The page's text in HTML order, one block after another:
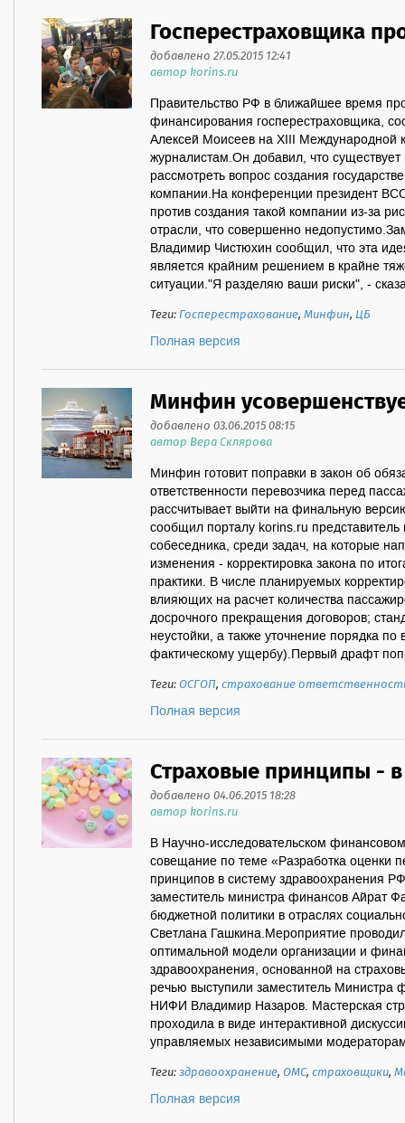
Госперестраховщика
добавлено 27.05.2015 12:41
автор korins.ru
Правительство РФ в ближайшее время
финансирования госперестраховщика,
Алексей Моисеев на XIII Международной
журналистам.Он добавил, что
рассмотреть вопрос создания
компании.На конференции президент
против создания такой компании из-за
отрасли, что совершенно
Владимир Чистюхин сообщил, что эта
является крайним решением в крайне
ситуации."Я разделяю ваши риски", -
Теги:Госперестрахование,Минфин, ЦБ
Полная версия
Минфин
добавлено 03.06.2015 08:15
автор Вера Склярова
Минфин готовит поправки в закон об
ответственности перевозчика перед
рассчитывает выйти на финальную
сообщил порталу korins.ru
собеседника, среди задач, на которые
изменения - корректировка закона по
практики. В числе планируемых
влияющих на расчет количества
досрочного прекращения договоров;
неустойки, а также уточнение порядка
фактическому ущербу).Первый драфт
Теги:ОСГОП,страхование
Полная версия
Страховые принципы -
добавлено 04.06.2015 18:28
автор korins.ru
В Научно-исследовательском
совещание по теме «Разработка оценки
принципов в систему здравоохранения
заместитель министра финансов Айрат
бюджетной политики в отраслях
Светлана Гашкина.Мероприятие
оптимальной модели организации и
здравоохранения, основанной на
речью выступили заместитель Министра
НИФИ Владимир Назаров. Мастерская
проходила в виде интерактивной
управляемых независимыми
Теги:здравоохранение,ОМС,страховщики,
Полная версия